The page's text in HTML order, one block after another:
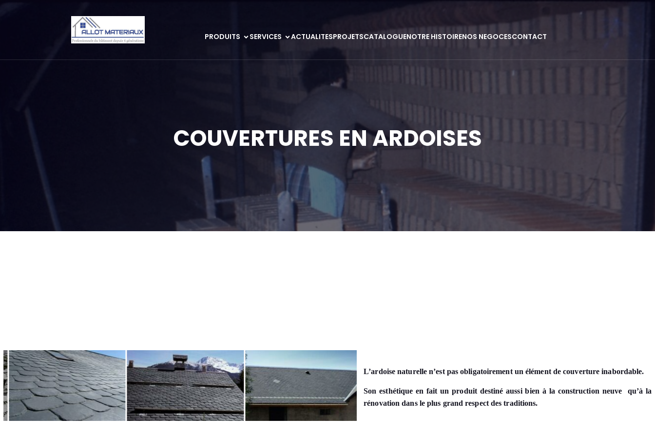
PRODUITS SERVICES ACTUALITESPROJETSCATALOGUENOTRE HISTOIRENOS NEGOCESCONTACT
COUVERTURES EN ARDOISES
L’ardoise naturelle n’est pas obligatoirement un élément de couverture inabordable.
Son esthétique en fait un produit destiné aussi bien à la construction neuve qu’à la
rénovation dans le plus grand respect des traditions.